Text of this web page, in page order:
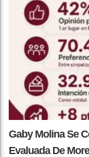
Gaby Molina Se
Evaluada De